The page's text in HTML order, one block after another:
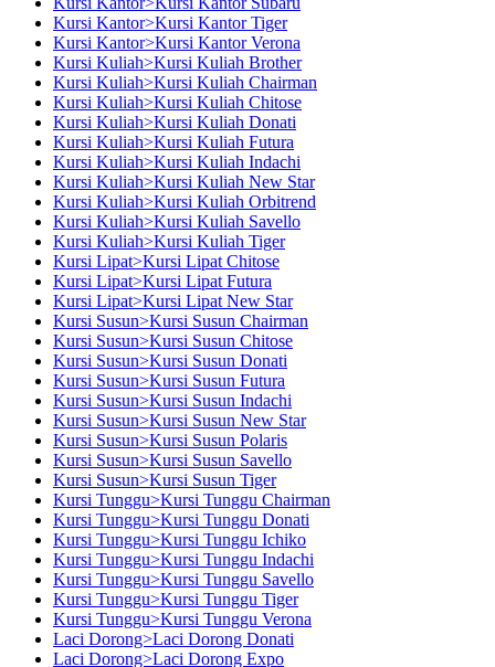
Kursi Kantor>Kursi Kantor Tiger
Kursi Kantor>Kursi Kantor Verona
Kursi Kuliah>Kursi Kuliah Brother
Kursi Kuliah>Kursi Kuliah Chairman
Kursi Kuliah>Kursi Kuliah Chitose
Kursi Kuliah>Kursi Kuliah Donati
Kursi Kuliah>Kursi Kuliah Futura
Kursi Kuliah>Kursi Kuliah Indachi
Kursi Kuliah>Kursi Kuliah New Star
Kursi Kuliah>Kursi Kuliah Orbitrend
Kursi Kuliah>Kursi Kuliah Savello
Kursi Kuliah>Kursi Kuliah Tiger
Kursi Lipat>Kursi Lipat Chitose
Kursi Lipat>Kursi Lipat Futura
Kursi Lipat>Kursi Lipat New Star
Kursi Susun>Kursi Susun Chairman
Kursi Susun>Kursi Susun Chitose
Kursi Susun>Kursi Susun Donati
Kursi Susun>Kursi Susun Futura
Kursi Susun>Kursi Susun Indachi
Kursi Susun>Kursi Susun New Star
Kursi Susun>Kursi Susun Polaris
Kursi Susun>Kursi Susun Savello
Kursi Susun>Kursi Susun Tiger
Kursi Tunggu>Kursi Tunggu Chairman
Kursi Tunggu>Kursi Tunggu Donati
Kursi Tunggu>Kursi Tunggu Ichiko
Kursi Tunggu>Kursi Tunggu Indachi
Kursi Tunggu>Kursi Tunggu Savello
Kursi Tunggu>Kursi Tunggu Tiger
Kursi Tunggu>Kursi Tunggu Verona
Laci Dorong>Laci Dorong Donati
Laci Dorong>Laci Dorong Expo